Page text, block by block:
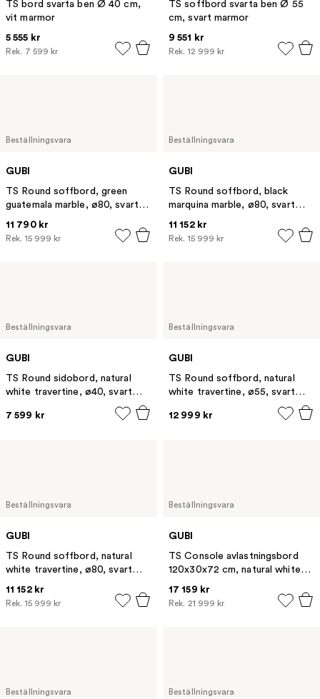
TS bord svarta ben Ø 40 cm,
vit marmor
5 555 kr
Rek. 7 599 kr
TS soffbord svarta ben Ø 55
cm, svart marmor
9 551 kr
Rek. 12 999 kr
Beställningsvara
GUBI
TS Round soffbord, green
guatemala marble, ø80, svart
stativ
11 790 kr
Rek. 15 999 kr
Beställningsvara
GUBI
TS Round soffbord, black
marquina marble, ø80, svart
11 152 kr
Rek. 15 999 kr
Beställningsvara
GUBI
TS Round sidobord, natural
white travertine, ø40, svart
7 599 kr
Beställningsvara
GUBI
TS Round soffbord, natural
white travertine, ø55, svart
12 999 kr
Beställningsvara
GUBI
TS Round soffbord, natural
white travertine, ø80, svart
11 152 kr
Rek. 15 999 kr
Beställningsvara
GUBI
TS Console avlastningsbord
120x30x72 cm, natural white
travertine, svart stativ, 2
17 159 kr
Rek. 21 999 kr
Beställningsvara Beställningsvara